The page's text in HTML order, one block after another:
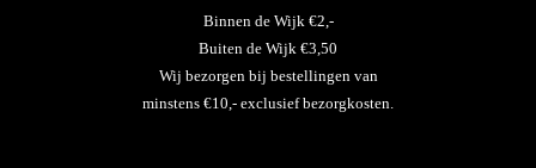
Binnen de Wijk €2,-
Buiten de Wijk €3,50
Wij bezorgen bij bestellingen van
minstens €10,- exclusief bezorgkosten.